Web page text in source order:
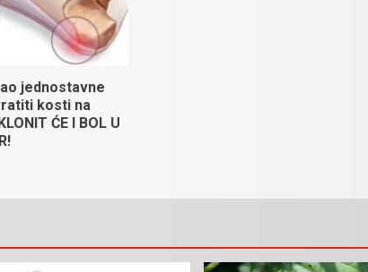
jednostavne
kosti na
ĆE I BOL U